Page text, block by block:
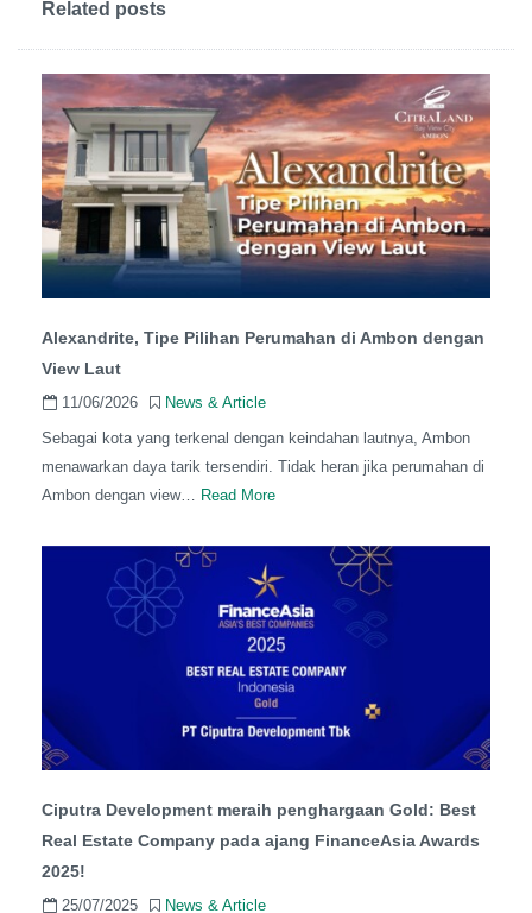
Related posts
Alexandrite, Tipe Pilihan Perumahan di Ambon dengan
View Laut
11/06/2026
News & Article
Sebagai kota yang terkenal dengan keindahan lautnya, Ambon
menawarkan daya tarik tersendiri. Tidak heran jika perumahan di
Ambon dengan view… Read More
Ciputra Development meraih penghargaan Gold: Best
Real Estate Company pada ajang FinanceAsia Awards
2025!
25/07/2025 News & Article